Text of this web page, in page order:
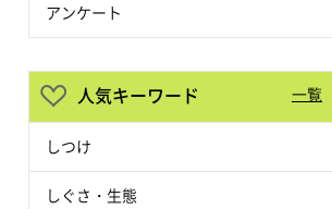
アンケート
人気キーワード 一覧
しつけ
しぐさ・生態